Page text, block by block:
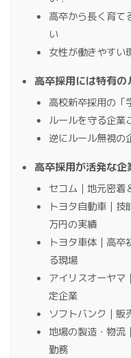
高卒から長く育て
い
女性が働きやすい
高卒採用には特有の
高校新卒採用の「
ルールを守る企業
逆にルール無視の
高卒採用が活発な企
セコム｜地元密着
トヨタ自動車｜
万円の実績
トヨタ車体｜高
る現場
アイリスオーヤマ
定企業
ソフトバンク｜販
地場の製造・物流
勤務